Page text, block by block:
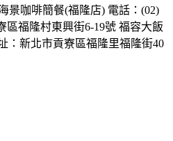
景咖啡簡餐(福隆店) 電話：(02)
區福隆村東興街6-19號 福容大飯
：新北市貢寮區福隆里福隆街40